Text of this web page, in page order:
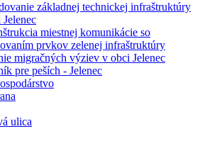
základnej technickej infraštruktúry
miestnej komunikácie so
prvkov zelenej infraštruktúry
migračných výziev v obci Jelenec
pre peších - Jelenec
ulica